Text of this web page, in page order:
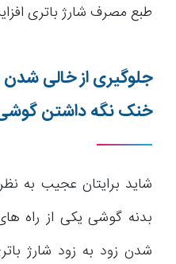
طبع مصرف شارژ باتری
جلوگیری از خالی شدن
خنک نگه داشتن
شاید برایتان عجیب به
بدنه گوشی یکی از راه
شدن زود به زود شارژ